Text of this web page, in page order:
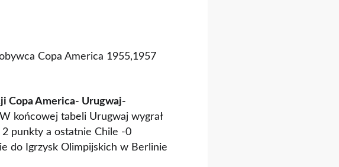
Copa America 1955,1957
Copa America- Urugwaj-
końcowej tabeli Urugwaj wygrał
punkty a ostatnie Chile -0
do Igrzysk Olimpijskich w Berlinie